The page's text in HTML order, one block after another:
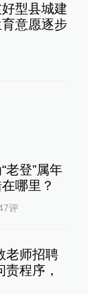
型县城建
意愿逐步
老登”属年
哪里？
评
老师招聘
责程序，